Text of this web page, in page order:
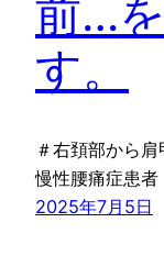
前…
す。
＃右頚部から
慢性腰痛症患
2025年7月5日